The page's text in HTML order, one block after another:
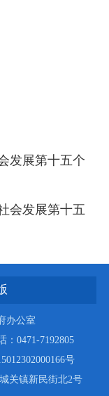
发展第十五个
会发展第十五
办公室
0471-7192805
号
关镇新民街北2号